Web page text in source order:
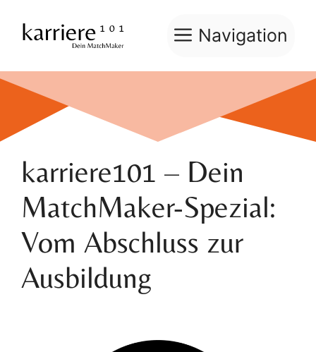
Inhalt
springen
Navigation
karriere101 – Dein
MatchMaker-Spezial:
Vom Abschluss zur
Ausbildung